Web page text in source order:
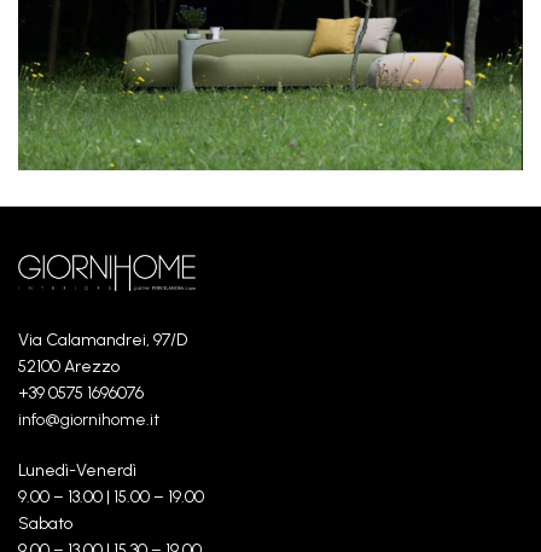
Via Calamandrei, 97/D
52100 Arezzo
+39 0575 1696076
info@giornihome.it
Lunedì-Venerdì
9.00 – 13.00 | 15.00 – 19.00
Sabato